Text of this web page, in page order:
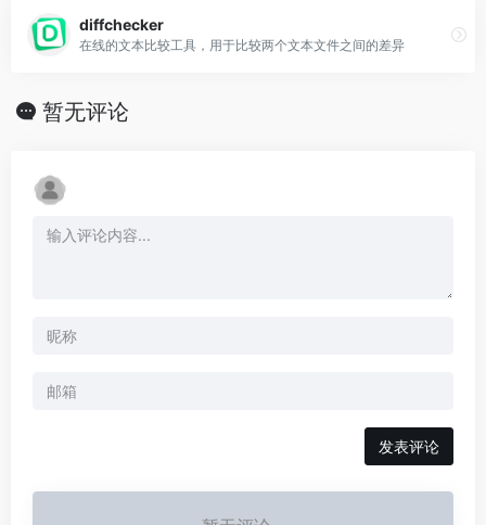
diffchecker
在线的文本比较工具，用于比较两个文本文件之间的差异
暂无评论
发表评论